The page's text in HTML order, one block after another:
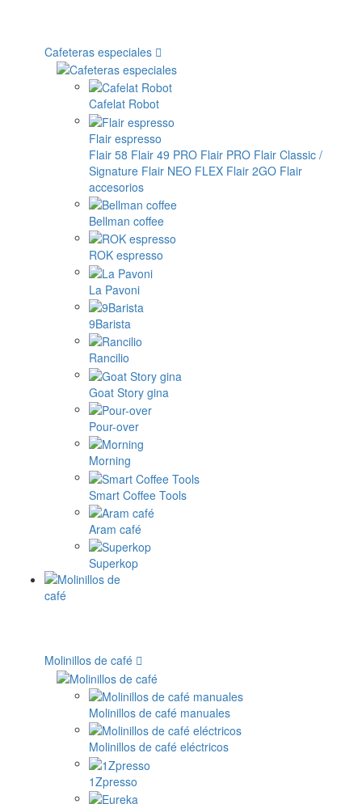
Cafeteras especiales
Cafelat Robot
Flair espresso
Flair 58 Flair 49 PRO Flair PRO Flair Classic /
Signature Flair NEO FLEX Flair 2GO Flair
accesorios
Bellman coffee
ROK espresso
La Pavoni
9Barista
Rancilio
Goat Story gina
Pour-over
Morning
Smart Coffee Tools
Aram café
Superkop
Molinillos de café
Molinillos de café manuales
Molinillos de café eléctricos
1Zpresso